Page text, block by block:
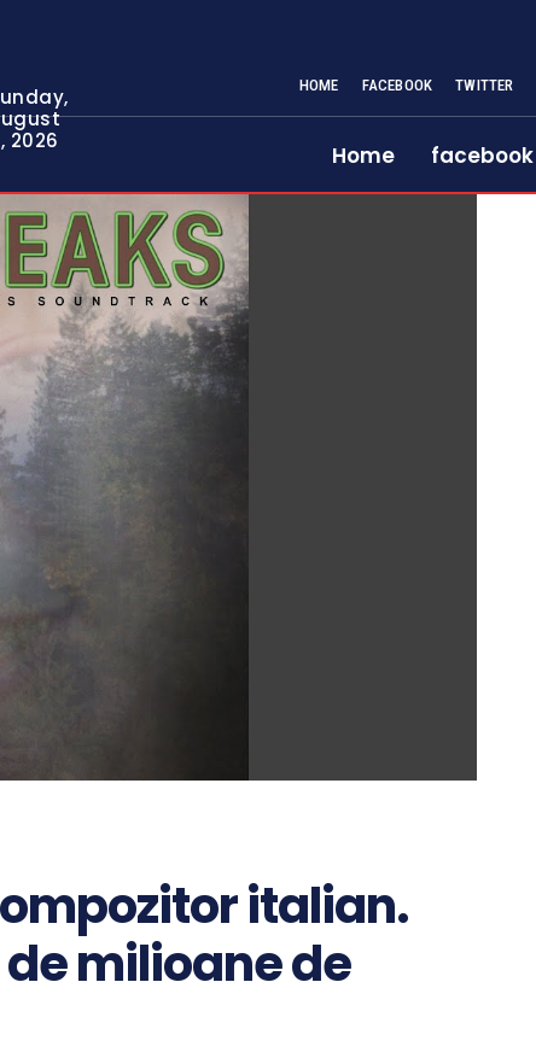
2026
HOME FACEBOOK TWITTER
Home facebook
italian.
milioane de